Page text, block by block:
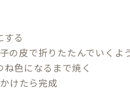
る
皮で折りたたんでいくよ
色になるまで焼く
けたら完成